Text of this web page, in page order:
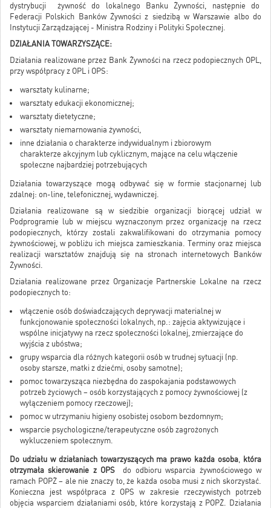
dystrybucji żywność do lokalnego Banku Żywności, następnie do
Federacji Polskich Banków Żywności z siedzibą w Warszawie albo do
Instytucji Zarządzającej - Ministra Rodziny i Polityki Społecznej.
DZIAŁANIA TOWARZYSZĄCE:
Działania realizowane przez Bank Żywności na rzecz podopiecznych OPL,
przy współpracy z OPL i OPS:
warsztaty kulinarne;
warsztaty edukacji ekonomicznej;
warsztaty dietetyczne;
warsztaty niemarnowania żywności,
inne działania o charakterze indywidualnym i zbiorowym
charakterze akcyjnym lub cyklicznym, mające na celu włączenie
społeczne najbardziej potrzebujących
Działania towarzyszące mogą odbywać się w formie stacjonarnej lub
zdalnej: on-line, telefonicznej, wydawniczej.
Działania realizowane są w siedzibie organizacji biorącej udział w
Podprogramie lub w miejscu wyznaczonym przez organizację na rzecz
podopiecznych, którzy zostali zakwalifikowani do otrzymania pomocy
żywnościowej, w pobliżu ich miejsca zamieszkania. Terminy oraz miejsca
realizacji warsztatów znajdują się na stronach internetowych Banków
Żywności.
Działania realizowane przez Organizacje Partnerskie Lokalne na rzecz
podopiecznych to:
włączenie osób doświadczających deprywacji materialnej w
funkcjonowanie społeczności lokalnych, np.: zajęcia aktywizujące i
wspólne inicjatywy na rzecz społeczności lokalnej, zmierzające do
wyjścia z ubóstwa;
grupy wsparcia dla różnych kategorii osób w trudnej sytuacji (np.
osoby starsze, matki z dziećmi, osoby samotne);
pomoc towarzysząca niezbędna do zaspokajania podstawowych
potrzeb życiowych – osób korzystających z pomocy żywnościowej (z
wyłączeniem pomocy rzeczowej);
pomoc w utrzymaniu higieny osobistej osobom bezdomnym;
wsparcie psychologiczne/terapeutyczne osób zagrożonych
wykluczeniem społecznym.
Do udziału w działaniach towarzyszących ma prawo każda osoba
która
otrzymała skierowanie z OPS do odbioru wsparcia żywnościowego w
ramach POPŻ – ale nie znaczy to, że każda osoba musi z nich skorzystać.
Konieczna jest współpraca z OPS w zakresie rzeczywistych potrzeb
objęcia wsparciem działaniami osób, które korzystają z POPŻ. Działania